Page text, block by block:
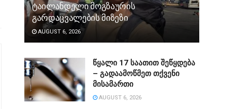
ტაილანდელი მოგზაურის
გარდაცვალების მიზეზი
AUGUST 6, 2026
წყალი 17 საათით შეწყდება
– გადაამოწმეთ თქვენი
მისამართი
AUGUST 6, 2026